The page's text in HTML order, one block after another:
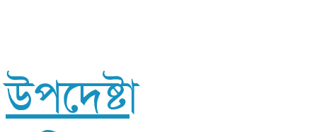
উপদেষ্টা